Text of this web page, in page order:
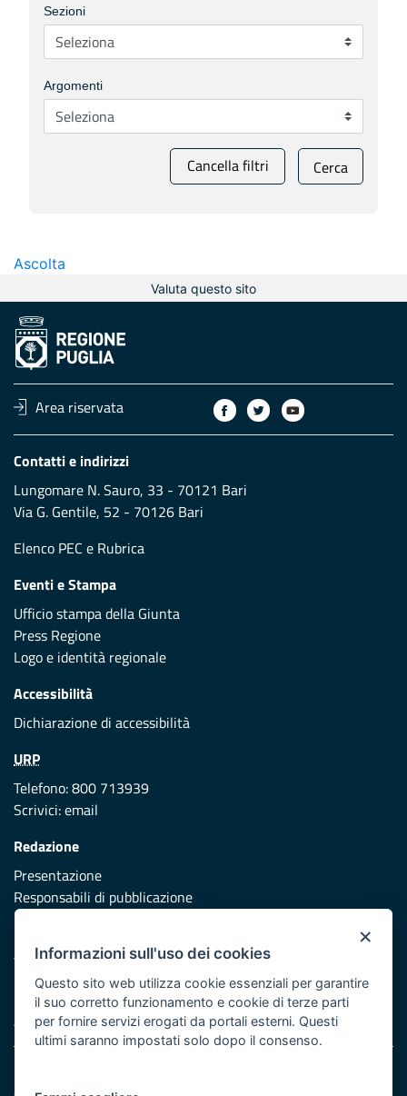
Sezioni
Argomenti
Cancella filtri Cerca
Ascolta
Valuta questo sito
Area riservata
Contatti e indirizzi
Lungomare N. Sauro, 33 - 70121 Bari
Via G. Gentile, 52 - 70126 Bari
Elenco PEC e Rubrica
Eventi e Stampa
Ufficio stampa della Giunta
Press Regione
Logo e identità regionale
Accessibilità
Dichiarazione di accessibilità
URP
Telefono: 800 713939
Scrivici:email
Redazione
Presentazione
Responsabili di pubblicazione
Vai al sito di Protezione Civile Puglia
Iniziativa finanziata con risorse del POR Puglia 2014/2020 -
Asse XI
×
Informazioni sull'uso dei cookies
Questo sito web utilizza cookie essenziali per garantire
il suo corretto funzionamento e cookie di terze parti
per fornire servizi erogati da portali esterni. Questi
ultimi saranno impostati solo dopo il consenso.